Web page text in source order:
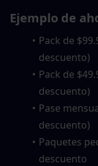
Ejemplo de
Pack de
descuento)
Pack de
descuento)
Pase
descuento)
Paquetes
descuento